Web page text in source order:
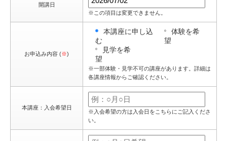
開講日
※この項目は変更できません。
お申込み内容 (※)
本講座に申し込
む
体験を希
望
見学を希
望
※一部体験・見学不可の講座があります。詳細は
各講座情報からご確認ください。
本講座：入会希望日
※入会希望の方は入会日をこちらにご記入くださ
い。